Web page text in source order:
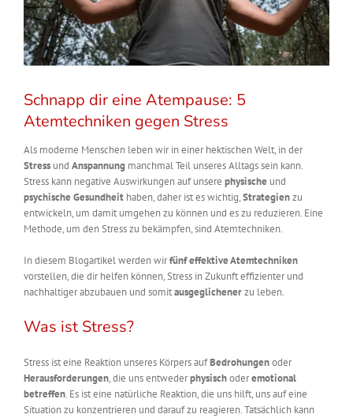
Schnapp dir eine Atempause: 5
Atemtechniken gegen Stress
Als moderne Menschen leben wir in einer hektischen Welt, in der
Stressund Anspannungmanchmal Teil unseres Alltags sein kann.
Stress kann negative Auswirkungen auf unsere physische und
psychische Gesundheithaben, daher ist es wichtig,Strategienzu
entwickeln, um damit umgehen zu können und es zu reduzieren. Eine
Methode, um den Stress zu bekämpfen, sind Atemtechniken.
In diesem Blogartikel werden wirfünf effektive Atemtechniken
vorstellen, die dir helfen können, Stress in Zukunft effizienter und
nachhaltiger abzubauen und somitausgeglichenerzu leben.
Was ist Stress?
Stress ist eine Reaktion unseres Körpers aufBedrohungenoder
Herausforderungen, die uns entwederphysischoderemotional
betreffen. Es ist eine natürliche Reaktion, die uns hilft, uns auf eine
Situation zu konzentrieren und darauf zu reagieren. Tatsächlich kann